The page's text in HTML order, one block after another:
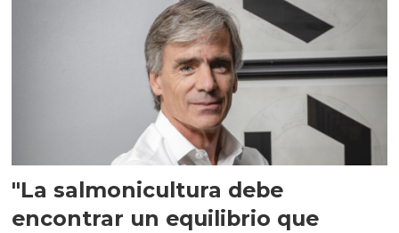
"La salmonicultura debe
encontrar un equilibrio que